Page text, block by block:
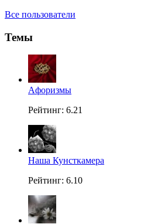
Все пользователи
Темы
Aфоризмы
Рейтинг: 6.21
Наша Кунсткамера
Рейтинг: 6.10